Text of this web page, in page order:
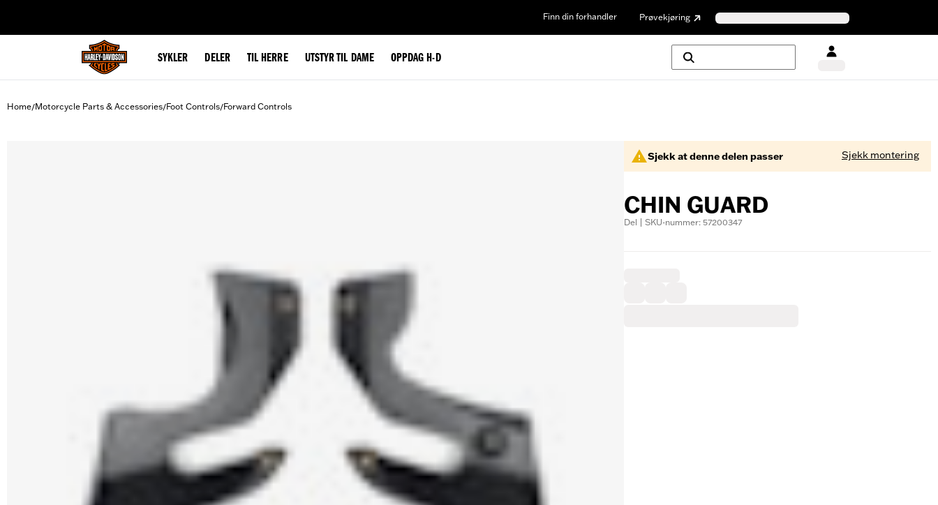
Finn din forhandler Prøvekjøring
SYKLER DELER TIL HERRE UTSTYR TIL DAME OPPDAG H-D
Home/Motorcycle Parts & Accessories/Foot Controls/Forward Controls
Sjekk at denne delen passer Sjekk montering
CHIN GUARD
Del | SKU-nummer: 57200347